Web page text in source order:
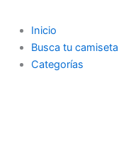
Inicio
Busca tu camiseta
Categorías